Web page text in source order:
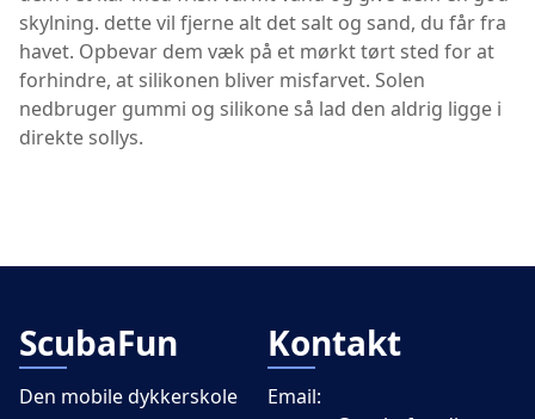
skylning. dette vil fjerne alt det salt og sand, du får fra
havet. Opbevar dem væk på et mørkt tørt sted for at
forhindre, at silikonen bliver misfarvet. Solen
nedbruger gummi og silikone så lad den aldrig ligge i
direkte sollys.
ScubaFun
Den mobile dykkerskole
Kontakt
Email: